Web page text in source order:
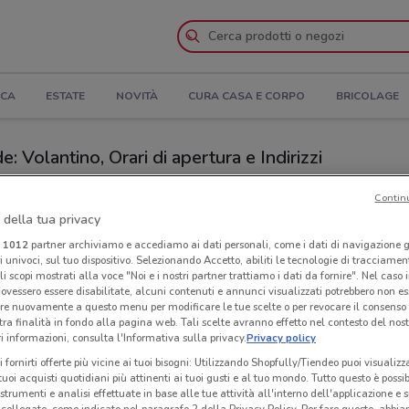
ESTATE NOVITÀ CURA CASA E CORPO BRICOLAGE
Volantino, Orari di apertura e Indirizzi
Dell'Anno
della tua privacy
1012partner archiviamo e accediamo ai dati personali, come i dati di navigazione
sul tuo dispositivo. Selezionando Accetto, abiliti le tecnologie di
scopi mostrati alla voce "Noi e i nostri partner trattiamo i dati da fornire". Nel caso
essere disabilitate, alcuni contenuti e annunci visualizzati potrebbero non
nuovamente a questo menu per modificare le tue scelte o per revocare il
finalità in fondo alla pagina web. Tali scelte avranno effetto nel contesto del
informazioni, consulta l'Informativa sulla privacy.Privacy policy
fornirti offerte più vicine ai tuoi bisogni: Utilizzando Shopfully/Tiendeo puoi
acquisti quotidiani più attinenti ai tuoi gusti e al tuo mondo. Tutto questo è
e analisi effettuate in base alle tue attività all'interno dell'applicazione e